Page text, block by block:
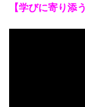
【学びに寄り添